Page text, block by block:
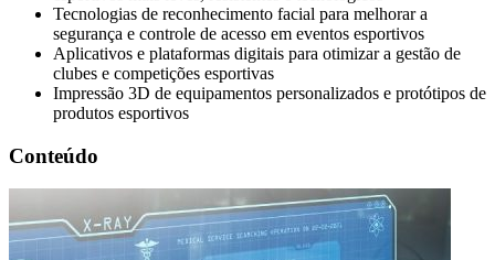
Tecnologias de reconhecimento facial para melhorar a
segurança e controle de acesso em eventos esportivos
Aplicativos e plataformas digitais para otimizar a gestão de
clubes e competições esportivas
Impressão 3D de equipamentos personalizados e protótipos de
produtos esportivos
Conteúdo